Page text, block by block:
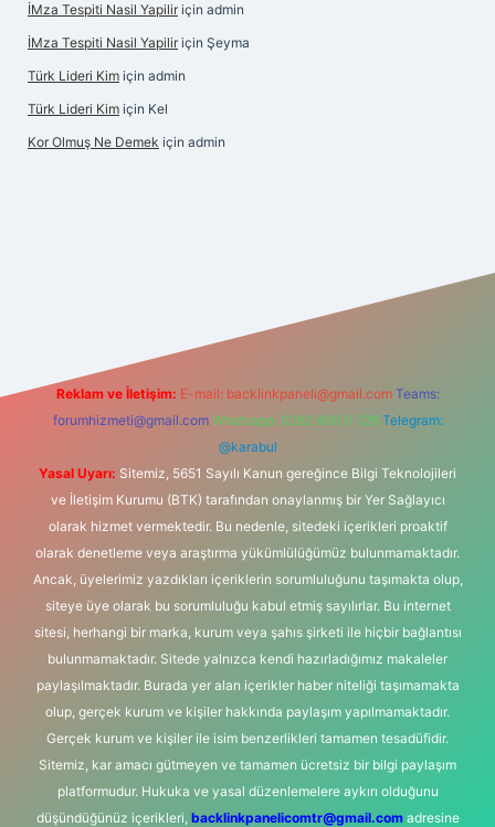
İMza Tespiti Nasil Yapilir için admin
İMza Tespiti Nasil Yapilir için Şeyma
Türk Lideri Kim için admin
Türk Lideri Kim için Kel
Kor Olmuş Ne Demek için admin
Reklam ve İletişim: E-mail: backlinkpaneli@gmail.com Teams:
forumhizmeti@gmail.com Whatsapp: 0262 606 0 726 Telegram:
@karabul
Yasal Uyarı: Sitemiz, 5651 Sayılı Kanun gereğince Bilgi Teknolojileri
ve İletişim Kurumu (BTK) tarafından onaylanmış bir Yer Sağlayıcı
olarak hizmet vermektedir. Bu nedenle, sitedeki içerikleri proaktif
olarak denetleme veya araştırma yükümlülüğümüz bulunmamaktadır.
Ancak, üyelerimiz yazdıkları içeriklerin sorumluluğunu taşımakta olup,
siteye üye olarak bu sorumluluğu kabul etmiş sayılırlar. Bu internet
sitesi, herhangi bir marka, kurum veya şahıs şirketi ile hiçbir bağlantısı
bulunmamaktadır. Sitede yalnızca kendi hazırladığımız makaleler
paylaşılmaktadır. Burada yer alan içerikler haber niteliği taşımamakta
olup, gerçek kurum ve kişiler hakkında paylaşım yapılmamaktadır.
Gerçek kurum ve kişiler ile isim benzerlikleri tamamen tesadüfidir.
Sitemiz, kar amacı gütmeyen ve tamamen ücretsiz bir bilgi paylaşım
platformudur. Hukuka ve yasal düzenlemelere aykırı olduğunu
düşündüğünüz içerikleri, backlinkpanelicomtr@gmail.comadresine